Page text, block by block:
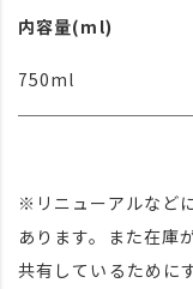
内容量(ml)
750ml
※リニューアルなど
あります。また在庫
共有しているために